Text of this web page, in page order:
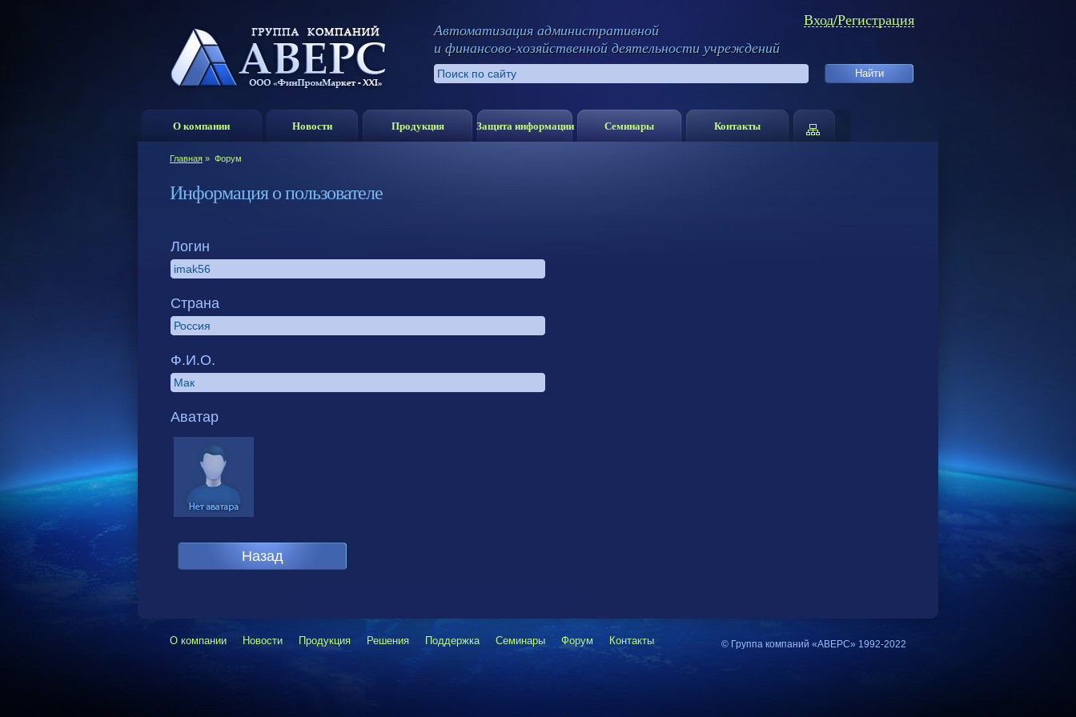
Автоматизация административной
и финансово-хозяйственной деятельности учреждений
Вход/Регистрация
О компании Новости Продукция Защита информации Семинары Контакты
Главная » Форум
Информация о пользователе
Логин
Страна
Ф.И.О.
Аватар
О компании Новости Продукция Решения Поддержка Семинары Форум Контакты © Группа компаний «АВЕРС» 1992-2022